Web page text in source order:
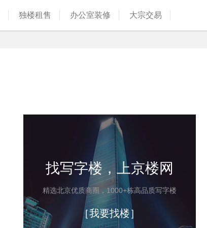
独楼租售 办公室装修 大宗交易
找写字楼，上京楼网
精选北京优质商圈，1000+栋高品质写字楼
［我要找楼］